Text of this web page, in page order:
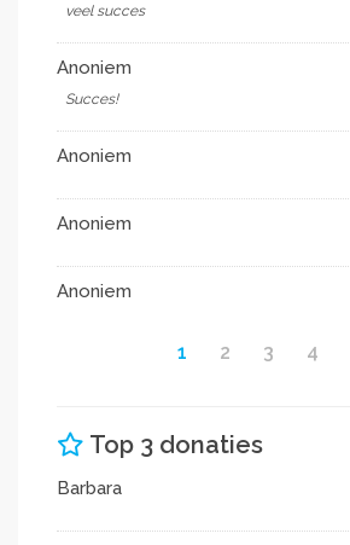
veel succes
Anoniem
Succes!
Anoniem
Anoniem
Anoniem
1 2 3 4
Top 3 donaties
Barbara